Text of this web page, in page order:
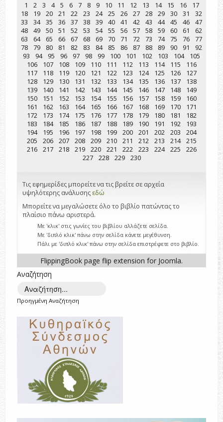
1
2 3 4 5 6 7 8 9 10 11 12 13 14 15 16
17
18
19 20 21 22 23 24 25 26 27 28 29 30 31
32
33
34 35 36 37 38 39 40 41 42 43 44 45 46
47
48
49 50 51 52 53 54 55 56 57 58 59 60 61
62
63
64 65 66 67 68 69 70 71 72 73 74 75 76
77
78
79 80 81 82 83 84 85 86 87 88 89 90 91
92
93
94 95 96 97 98 99 100 101 102 103 104
105
106
107 108 109 110 111 112 113 114 115
116
117
118 119 120 121 122 123 124 125 126
127
128
129 130 131 132 133 134 135 136 137
138
139
140 141 142 143 144 145 146 147 148
149
150
151 152 153 154 155 156 157 158 159
160
161
162 163 164 165 166 167 168 169 170
171
172
173 174 175 176 177 178 179 180 181
182
183
184 185 186 187 188 189 190 191 192
193
194
195 196 197 198 199 200 201 202 203
204
205
206 207 208 209 210 211 212 213 214
215
216
217 218 219 220 221 222 223 224 225
226
227
228 229 230
Τις εφημερίδες μπορείτε να τις βρείτε σε αρχεία
υψηλότερης ανάλυσης εδώ
Μπορείτε να μεγαλώσετε όλο το βιβλίο πατώντας το
πλαίσιο πάνω αριστερά.
Με 'κλικ' στις γωνίες του βιβλίου αλλάζετε σελίδα.
Με 'διπλό κλικ' πάνω στην σελίδα κάνετε μεγέθυνση.
Πάλι με 'διπλό κλικ' πάνω στην σελίδα επιστρέφετε στο βιβλίο.
FlippingBook page flip extension for Joomla.
Αναζήτηση
Προηγμένη Αναζήτηση